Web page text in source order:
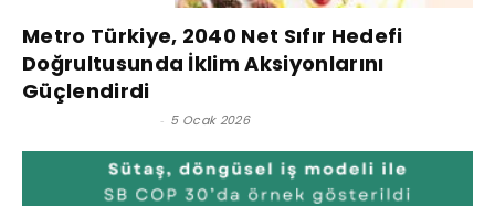
Metro Türkiye, 2040 Net Sıfır Hedefi
Doğrultusunda İklim Aksiyonlarını
Güçlendirdi
- 5 Ocak 2026